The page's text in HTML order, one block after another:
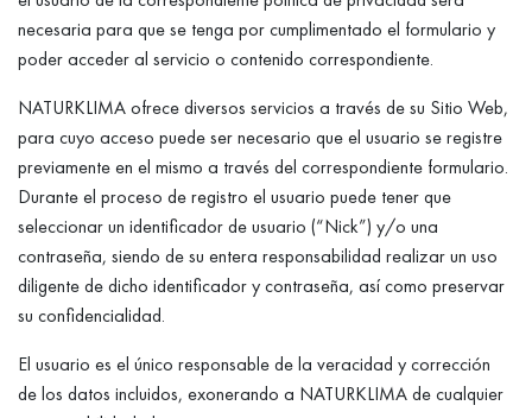
necesaria para que se tenga por cumplimentado el formulario y
poder acceder al servicio o contenido correspondiente.
NATURKLIMA ofrece diversos servicios a través de su Sitio Web,
para cuyo acceso puede ser necesario que el usuario se registre
previamente en el mismo a través del correspondiente formulario.
Durante el proceso de registro el usuario puede tener que
seleccionar un identificador de usuario (“Nick”) y/o una
contraseña, siendo de su entera responsabilidad realizar un uso
diligente de dicho identificador y contraseña, así como preservar
su confidencialidad.
El usuario es el único responsable de la veracidad y corrección
de los datos incluidos, exonerando a NATURKLIMA de cualquier